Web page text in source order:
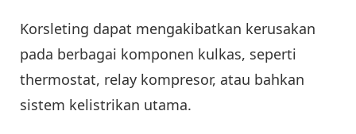
Korsleting dapat mengakibatkan kerusakan
pada berbagai komponen kulkas, seperti
thermostat, relay kompresor, atau bahkan
sistem kelistrikan utama.